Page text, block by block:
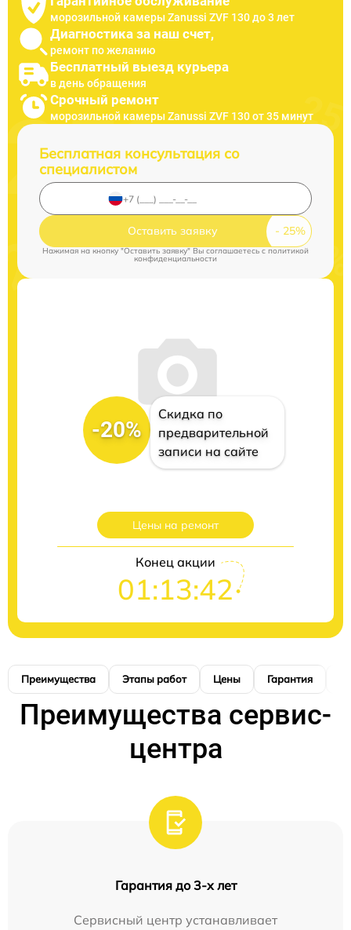
морозильной камеры Zanussi ZVF 130 до 3 лет
Диагностика за наш счет,
ремонт по желанию
Бесплатный выезд курьера
в день обращения
Срочный ремонт
морозильной камеры Zanussi ZVF 130 от 35 минут
Бесплатная консультация со
специалистом
Оставить заявку
Нажимая на кнопку "Оставить заявку" Вы соглашаетесь cполитикой
конфиденциальности
-20%
Скидка по
предварительной
записи на сайте
Цены на ремонт
Конец акции
01:13:41
Преимущества Этапы работ Цены Гарантия
Преимущества сервис-
центра
Гарантия до 3-х лет
Сервисный центр устанавливает